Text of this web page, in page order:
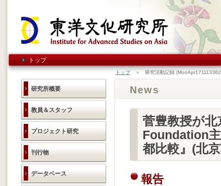
トップ
研究所概要
教員＆スタッフ
プロジェクト研究
刊行物
データベース
トップ＞ 研究活動記録
News
菅豊教授が
Foundation
都比較』(北
報告